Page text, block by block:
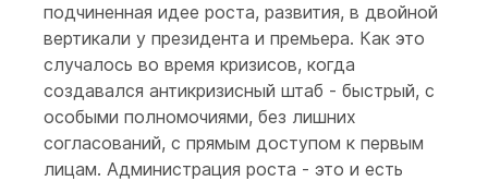
подчиненная идее роста, развития, в двойной
вертикали у президента и премьера. Как это
случалось во время кризисов, когда
создавался антикризисный штаб - быстрый, с
особыми полномочиями, без лишних
согласований, с прямым доступом к первым
лицам. Администрация роста - это и есть